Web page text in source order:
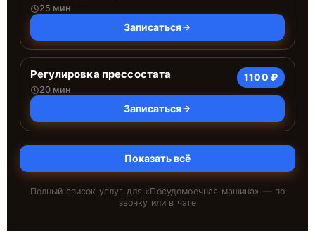
25 мин
Записаться
Регулировка прессостата
20 мин
1100 ₽
Записаться
Показать всё
Полный список услуг для «Посудомоечная машина» — по
звонку или в чате